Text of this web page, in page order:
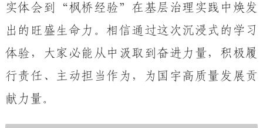
实体会到“枫桥经验”在基层治理实践中焕发
出的旺盛生命力。相信通过这次沉浸式的学习
体验，大家必能从中汲取到奋进力量， 积极履
行责任、主动担当作为，为 国宇高质量发展贡
献力量。